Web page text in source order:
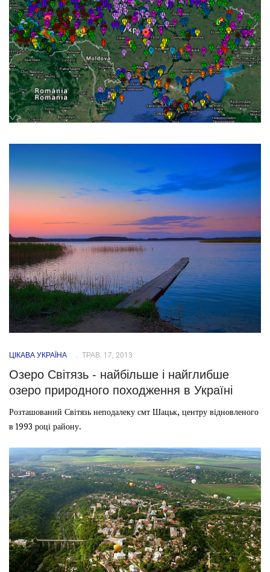
ЦІКАВА УКРАЇНА ТРАВ. 17, 2013
Озеро Світязь - найбільше і найглибше
озеро природного походження в Україні
Розташований Світязь неподалеку смт Шацьк, центру відновленого
в 1993 році району.